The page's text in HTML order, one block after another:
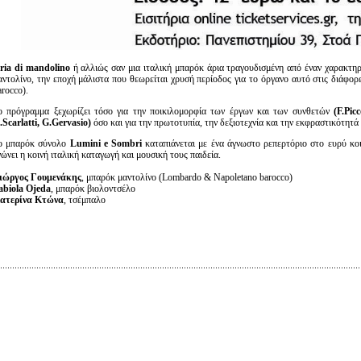
dimandolinο ή αλλιώς σαν μια ιταλική μπαρόκ άρια τραγουδισμένη από έναν
την εποχή μάλιστα που θεωρείται χρυσή περίοδος για το όργανο αυτό στις
πρόγραμμα ξεχωρίζει τόσο για την ποικιλομορφία των έργων και των συνθετών (F
.Scarlatti, G.Gervasio) όσο και για την πρωτοτυπία, την δεξιοτεχνία και την
μπαρόκ σύνολο LuminieSombri καταπιάνεται με ένα άγνωστο ρεπερτόριο στο ευρύ
η κοινή ιταλική καταγωγή και μουσική τους παιδεία.
Γουμενάκης, μπαρόκ μαντολίνο (Lombardo & Napoletano barocco)
Ojeda, μπαρόκ βιολοντσέλο
Κτώνα, τσέμπαλο